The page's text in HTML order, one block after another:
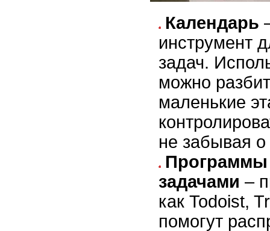
Календарь
инструмент
задач.
можно
маленькие
не забывая
Программы
задачами –
как Todoist,
помогут